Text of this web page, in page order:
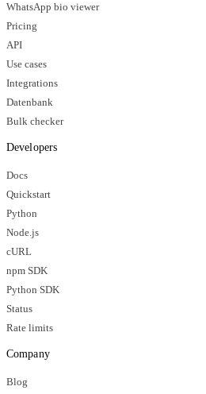
WhatsApp bio viewer
Pricing
API
Use cases
Integrations
Datenbank
Bulk checker
Developers
Docs
Quickstart
Python
Node.js
cURL
npm SDK
Python SDK
Status
Rate limits
Company
Blog